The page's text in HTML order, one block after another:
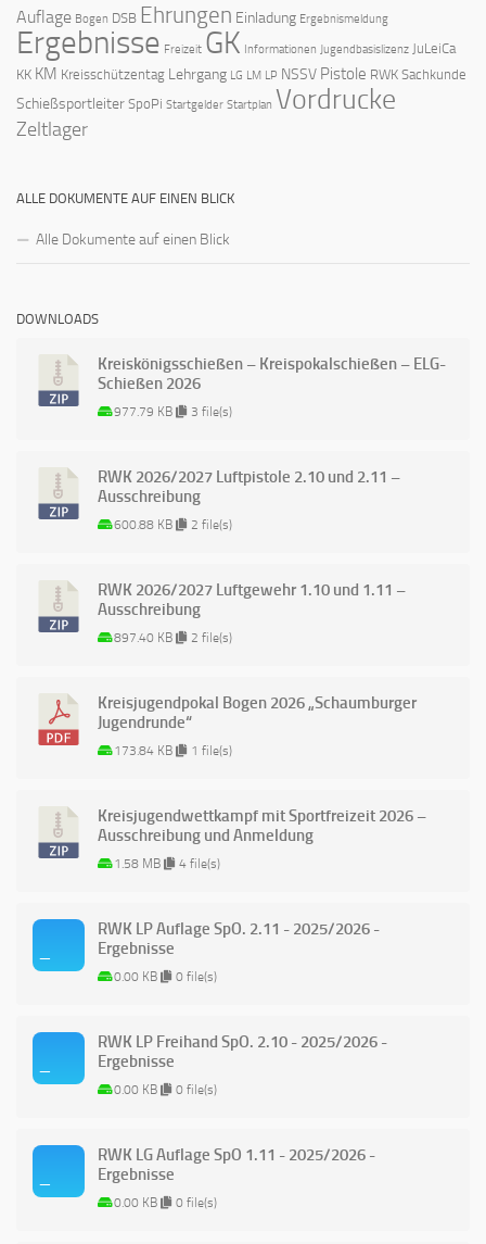
Auflage Bogen DSB Ehrungen Einladung Ergebnismeldung
Ergebnisse Freizeit GK Informationen Jugendbasislizenz JuLeiCa
KK KM Kreisschützentag Lehrgang LG LM LP NSSV Pistole RWK Sachkunde
Schießsportleiter SpoPi Startgelder Startplan Vordrucke
Zeltlager
ALLE DOKUMENTE AUF EINEN BLICK
Alle Dokumente auf einen Blick
DOWNLOADS
Kreiskönigsschießen – Kreispokalschießen – ELG-
Schießen 2026
977.79 KB 3 file(s)
RWK 2026/2027 Luftpistole 2.10 und 2.11 –
Ausschreibung
600.88 KB 2 file(s)
RWK 2026/2027 Luftgewehr 1.10 und 1.11 –
Ausschreibung
897.40 KB 2 file(s)
Kreisjugendpokal Bogen 2026 „Schaumburger
Jugendrunde“
173.84 KB 1 file(s)
Kreisjugendwettkampf mit Sportfreizeit 2026 –
Ausschreibung und Anmeldung
1.58 MB 4 file(s)
RWK LP Auflage SpO. 2.11 - 2025/2026 -
Ergebnisse
0.00 KB 0 file(s)
RWK LP Freihand SpO. 2.10 - 2025/2026 -
Ergebnisse
0.00 KB 0 file(s)
RWK LG Auflage SpO 1.11 - 2025/2026 -
Ergebnisse
0.00 KB 0 file(s)